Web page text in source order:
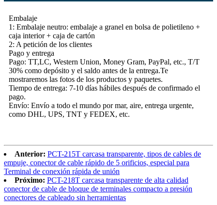
Embalaje
1: Embalaje neutro: embalaje a granel en bolsa de polietileno +
caja interior + caja de cartón
2: A petición de los clientes
Pago y entrega
Pago: TT,LC, Western Union, Money Gram, PayPal, etc., T/T
30% como depósito y el saldo antes de la entrega.Te
mostraremos las fotos de los productos y paquetes.
Tiempo de entrega: 7-10 días hábiles después de confirmado el
pago.
Envío: Envío a todo el mundo por mar, aire, entrega urgente,
como DHL, UPS, TNT y FEDEX, etc.
Anterior: PCT-215T carcasa transparente, tipos de cables de
empuje, conector de cable rápido de 5 orificios, especial para
Terminal de conexión rápida de unión
Próximo: PCT-218T carcasa transparente de alta calidad
conector de cable de bloque de terminales compacto a presión
conectores de cableado sin herramientas